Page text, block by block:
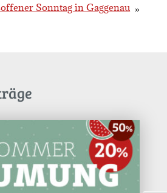
Sonntag in Gaggenau